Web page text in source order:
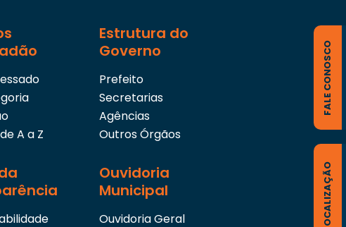
A a Z
Estrutura do
Governo
Prefeito
Secretarias
Agências
Outros Órgãos
Ouvidoria
Municipal
Ouvidoria Geral
FALE CONOSCO
LOCALIZAÇÃO